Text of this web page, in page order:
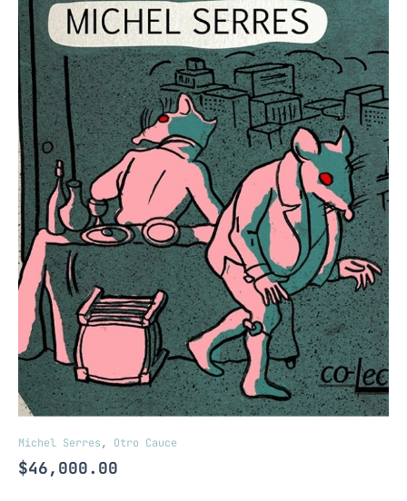
Michel Serres, Otro Cauce
$46,000.00